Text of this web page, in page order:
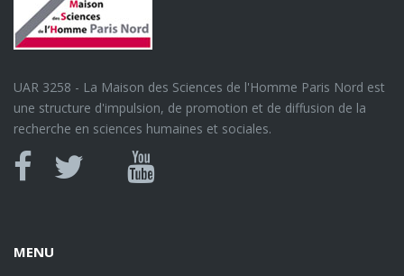
UAR 3258 - La Maison des Sciences de l'Homme Paris Nord est
une structure d'impulsion, de promotion et de diffusion de la
recherche en sciences humaines et sociales.
Canal
MENU